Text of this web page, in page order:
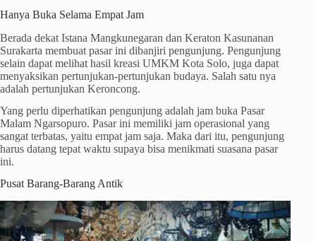
Hanya Buka Selama Empat Jam
Berada dekat Istana Mangkunegaran dan Keraton Kasunanan
Surakarta membuat pasar ini dibanjiri pengunjung. Pengunjung
selain dapat melihat hasil kreasi UMKM Kota Solo, juga dapat
menyaksikan pertunjukan-pertunjukan budaya. Salah satu nya
adalah pertunjukan Keroncong.
Yang perlu diperhatikan pengunjung adalah jam buka Pasar
Malam Ngarsopuro. Pasar ini memiliki jam operasional yang
sangat terbatas, yaitu empat jam saja. Maka dari itu, pengunjung
harus datang tepat waktu supaya bisa menikmati suasana pasar
ini.
Pusat Barang-Barang Antik